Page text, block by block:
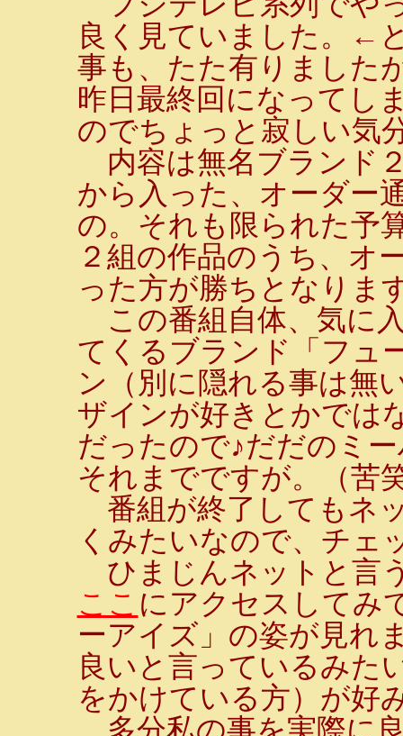
良く見ていました。←
事も、たた有りました
昨日最終回になってし
のでちょっと寂しい気
内容は無名ブランド
から入った、オーダー
の。それも限られた予
２組の作品のうち、オ
った方が勝ちとなりま
この番組自体、気に
てくるブランド「フュ
ン（別に隠れる事は無
ザインが好きとかでは
だったので♪だだのミ
それまでですが。（苦
番組が終了してもネ
くみたいなので、チェ
ひまじんネットと言
ここ にアクセスしてみ
ーアイズ」の姿が見れ
良いと言っているみた
をかけている方）が好